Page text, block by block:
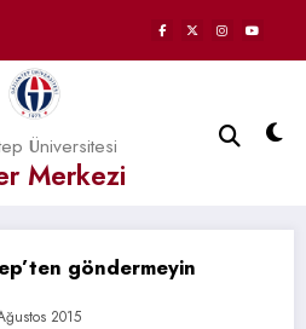
Üniversitesi
Merkezi
göndermeyin
2015